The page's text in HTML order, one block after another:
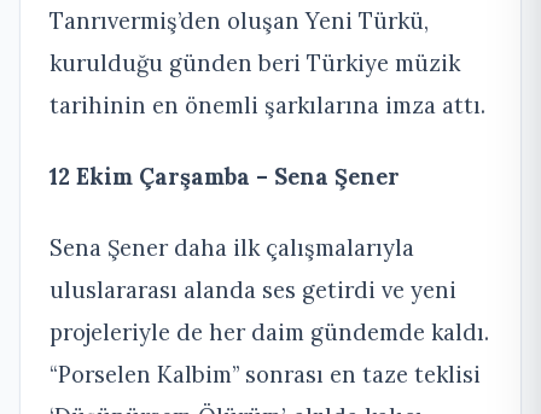
Tanrıvermiş’den oluşan Yeni Türkü,
kurulduğu günden beri Türkiye müzik
tarihinin en önemli şarkılarına imza attı.
12 Ekim Çarşamba – Sena Şener
Sena Şener daha ilk çalışmalarıyla
uluslararası alanda ses getirdi ve yeni
projeleriyle de her daim gündemde kaldı.
“Porselen Kalbim” sonrası en taze teklisi